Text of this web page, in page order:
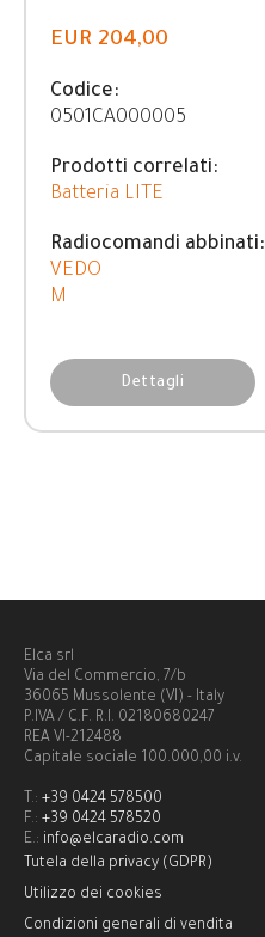
EUR 204,00
Codice:
0501CA000005
Prodotti correlati:
Batteria LITE
Radiocomandi abbinati:
VEDO
M
Dettagli
Elca srl
Via del Commercio, 7/b
36065 Mussolente (VI) - Italy
P.IVA / C.F. R.I. 02180680247
REA VI-212488
Capitale sociale 100.000,00 i.v.
T.: +39 0424 578500
F.: +39 0424 578520
E.: info@elcaradio.com
Tutela della privacy (GDPR)
Utilizzo dei cookies
Condizioni generali di vendita